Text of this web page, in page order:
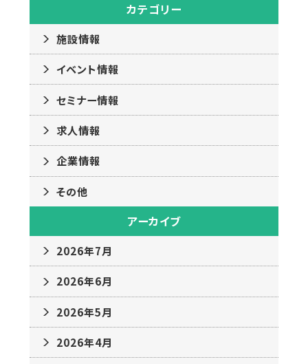
カテゴリー
施設情報
イベント情報
セミナー情報
求人情報
企業情報
その他
アーカイブ
2026年7月
2026年6月
2026年5月
2026年4月